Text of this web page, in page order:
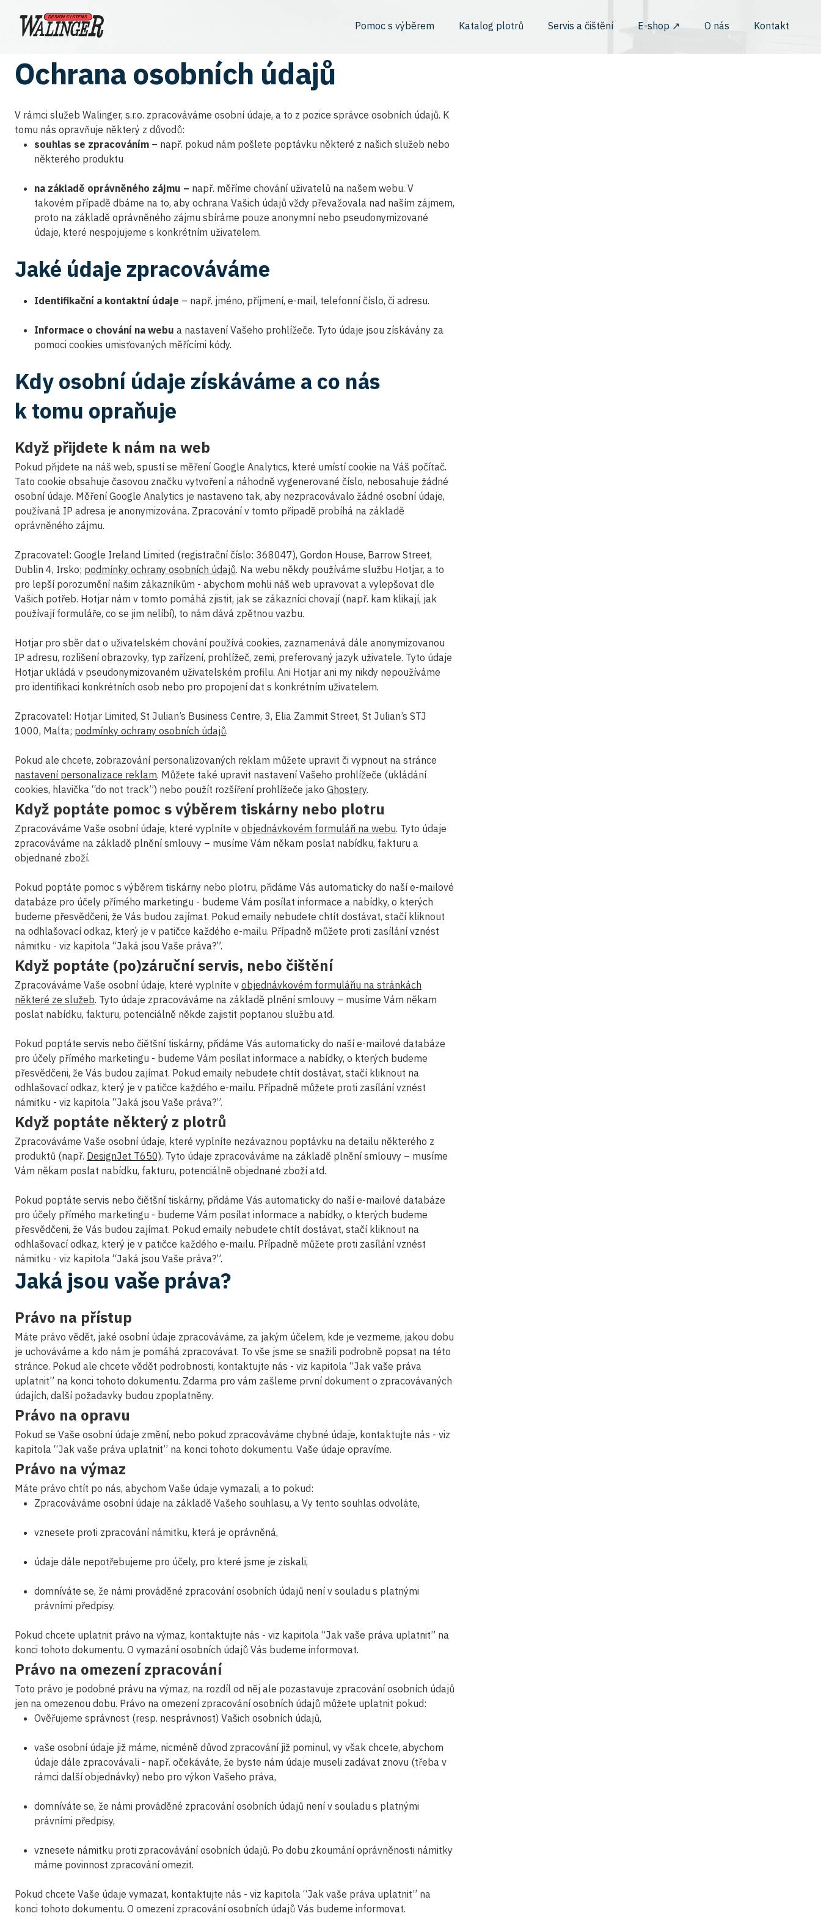
Pomoc s výběrem Katalog plotrů Servis a čištění E-shop ↗︎ O nás Kontakt
Ochrana osobních údajů
V rámci služeb Walinger, s.r.o. zpracováváme osobní údaje, a to z pozice správce osobních údajů. K
tomu nás opravňuje některý z důvodů:
souhlas se zpracováním – např. pokud nám pošlete poptávku některé z našich služeb nebo
některého produktu
na základě oprávněného zájmu – např. měříme chování uživatelů na našem webu. V
takovém případě dbáme na to, aby ochrana Vašich údajů vždy převažovala nad naším zájmem,
proto na základě oprávněného zájmu sbíráme pouze anonymní nebo pseudonymizované
údaje, které nespojujeme s konkrétním uživatelem.
Jaké údaje zpracováváme
Identifikační a kontaktní údaje – např. jméno, příjmení, e-mail, telefonní číslo, či adresu.
Informace o chování na webu a nastavení Vašeho prohlížeče. Tyto údaje jsou získávány za
pomoci cookies umisťovaných měřícími kódy.
Kdy osobní údaje získáváme a co nás
k tomu opraňuje
Když přijdete k nám na web
Pokud přijdete na náš web, spustí se měření Google Analytics, které umístí cookie na Váš počítač.
Tato cookie obsahuje časovou značku vytvoření a náhodně vygenerované číslo, nebosahuje žádné
osobní údaje. Měření Google Analytics je nastaveno tak, aby nezpracovávalo žádné osobní údaje,
používaná IP adresa je anonymizována. Zpracování v tomto případě probíhá na základě
oprávněného zájmu.
Zpracovatel: Google Ireland Limited (registrační číslo: 368047), Gordon House, Barrow Street,
Dublin 4, Irsko; podmínky ochrany osobních údajů. Na webu někdy používáme službu Hotjar, a to
pro lepší porozumění našim zákazníkům - abychom mohli náš web upravovat a vylepšovat dle
Vašich potřeb. Hotjar nám v tomto pomáhá zjistit, jak se zákazníci chovají (např. kam klikají, jak
používají formuláře, co se jim nelíbí), to nám dává zpětnou vazbu.
Hotjar pro sběr dat o uživatelském chování používá cookies, zaznamenává dále anonymizovanou
IP adresu, rozlišení obrazovky, typ zařízení, prohlížeč, zemi, preferovaný jazyk uživatele. Tyto údaje
Hotjar ukládá v pseudonymizovaném uživatelském profilu. Ani Hotjar ani my nikdy nepoužíváme
pro identifikaci konkrétních osob nebo pro propojení dat s konkrétním uživatelem.
Zpracovatel: Hotjar Limited, St Julian’s Business Centre, 3, Elia Zammit Street, St Julian’s STJ
1000, Malta; podmínky ochrany osobních údajů.
Pokud ale chcete, zobrazování personalizovaných reklam můžete upravit či vypnout na stránce
nastavení personalizace reklam. Můžete také upravit nastavení Vašeho prohlížeče (ukládání
cookies, hlavička “do not track”) nebo použít rozšíření prohlížeče jako Ghostery.
Když poptáte pomoc s výběrem tiskárny nebo plotru
Zpracováváme Vaše osobní údaje, které vyplníte v objednávkovém formuláři na webu. Tyto údaje
zpracováváme na základě plnění smlouvy – musíme Vám někam poslat nabídku, fakturu a
objednané zboží.
Pokud poptáte pomoc s výběrem tiskárny nebo plotru, přidáme Vás automaticky do naší e-mailové
databáze pro účely přímého marketingu - budeme Vám posílat informace a nabídky, o kterých
budeme přesvědčeni, že Vás budou zajímat. Pokud emaily nebudete chtít dostávat, stačí kliknout
na odhlašovací odkaz, který je v patičce každého e-mailu. Případně můžete proti zasílání vznést
námitku - viz kapitola “Jaká jsou Vaše práva?”.
Když poptáte (po)záruční servis, nebo čištění
Zpracováváme Vaše osobní údaje, které vyplníte v objednávkovém formulářiu na stránkách
některé ze služeb. Tyto údaje zpracováváme na základě plnění smlouvy – musíme Vám někam
poslat nabídku, fakturu, potenciálně někde zajistit poptanou službu atd.
Pokud poptáte servis nebo čiětšní tiskárny, přidáme Vás automaticky do naší e-mailové databáze
pro účely přímého marketingu - budeme Vám posílat informace a nabídky, o kterých budeme
přesvědčeni, že Vás budou zajímat. Pokud emaily nebudete chtít dostávat, stačí kliknout na
odhlašovací odkaz, který je v patičce každého e-mailu. Případně můžete proti zasílání vznést
námitku - viz kapitola “Jaká jsou Vaše práva?”.
Když poptáte některý z plotrů
Zpracováváme Vaše osobní údaje, které vyplníte nezávaznou poptávku na detailu některého z
produktů (např. DesignJet T650). Tyto údaje zpracováváme na základě plnění smlouvy – musíme
Vám někam poslat nabídku, fakturu, potenciálně objednané zboží atd.
Pokud poptáte servis nebo čiětšní tiskárny, přidáme Vás automaticky do naší e-mailové databáze
pro účely přímého marketingu - budeme Vám posílat informace a nabídky, o kterých budeme
přesvědčeni, že Vás budou zajímat. Pokud emaily nebudete chtít dostávat, stačí kliknout na
odhlašovací odkaz, který je v patičce každého e-mailu. Případně můžete proti zasílání vznést
námitku - viz kapitola “Jaká jsou Vaše práva?”.
Jaká jsou vaše práva?
Právo na přístup
Máte právo vědět, jaké osobní údaje zpracováváme, za jakým účelem, kde je vezmeme, jakou dobu
je uchováváme a kdo nám je pomáhá zpracovávat. To vše jsme se snažili podrobně popsat na této
stránce. Pokud ale chcete vědět podrobnosti, kontaktujte nás - viz kapitola “Jak vaše práva
uplatnit” na konci tohoto dokumentu. Zdarma pro vám zašleme první dokument o zpracovávaných
údajích, další požadavky budou zpoplatněny.
Právo na opravu
Pokud se Vaše osobní údaje změní, nebo pokud zpracováváme chybné údaje, kontaktujte nás - viz
kapitola “Jak vaše práva uplatnit” na konci tohoto dokumentu. Vaše údaje opravíme.
Právo na výmaz
Máte právo chtít po nás, abychom Vaše údaje vymazali, a to pokud:
Zpracováváme osobní údaje na základě Vašeho souhlasu, a Vy tento souhlas odvoláte,
vznesete proti zpracování námitku, která je oprávněná,
údaje dále nepotřebujeme pro účely, pro které jsme je získali,
domníváte se, že námi prováděné zpracování osobních údajů není v souladu s platnými
právními předpisy.
Pokud chcete uplatnit právo na výmaz, kontaktujte nás - viz kapitola “Jak vaše práva uplatnit” na
konci tohoto dokumentu. O vymazání osobních údajů Vás budeme informovat.
Právo na omezení zpracování
Toto právo je podobné právu na výmaz, na rozdíl od něj ale pozastavuje zpracování osobních údajů
jen na omezenou dobu. Právo na omezení zpracování osobních údajů můžete uplatnit pokud:
Ověřujeme správnost (resp. nesprávnost) Vašich osobních údajů,
vaše osobní údaje již máme, nicméně důvod zpracování již pominul, vy však chcete, abychom
údaje dále zpracovávali - např. očekáváte, že byste nám údaje museli zadávat znovu (třeba v
rámci další objednávky) nebo pro výkon Vašeho práva,
domníváte se, že námi prováděné zpracování osobních údajů není v souladu s platnými
právními předpisy,
vznesete námitku proti zpracovávání osobních údajů. Po dobu zkoumání oprávněnosti námitky
máme povinnost zpracování omezit.
Pokud chcete Vaše údaje vymazat, kontaktujte nás - viz kapitola “Jak vaše práva uplatnit” na
konci tohoto dokumentu. O omezení zpracování osobních údajů Vás budeme informovat.